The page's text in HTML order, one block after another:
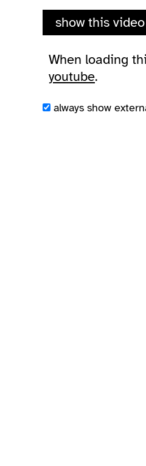
show this video
When loading
youtube.
always show